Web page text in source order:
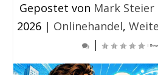
Gepostet von Mark Steier
2026| Onlinehandel,
|